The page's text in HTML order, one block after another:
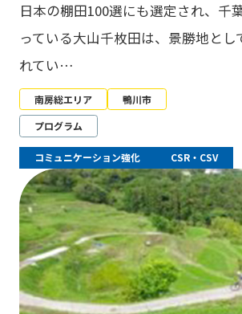
日本の棚田100選にも選定され、千
っている大山千枚田は、景勝地とし
れてい…
南房総エリア
鴨川市
プログラム
コミュニケーション強化 CSR・CSV